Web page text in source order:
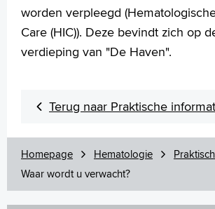
worden verpleegd
Care (HIC)). Deze bevindt zich op
verdieping van "De Haven".
Terug naar Praktische
Homepage Hematologie
Waar wordt u verwacht?